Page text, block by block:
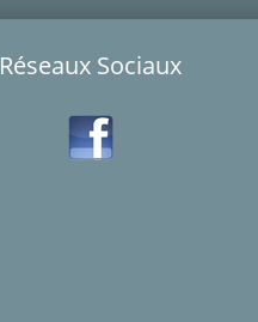
Réseaux Sociaux